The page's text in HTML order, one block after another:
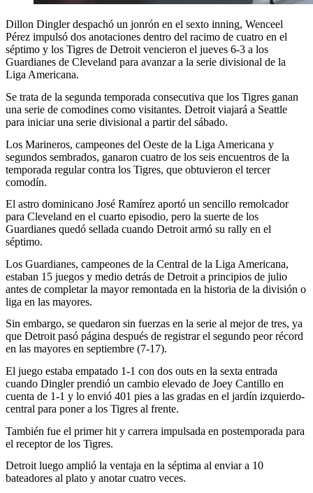
Dillon Dingler despachó un jonrón en el sexto inning, Wenceel
Pérez impulsó dos anotaciones dentro del racimo de cuatro en el
séptimo y los Tigres de Detroit vencieron el jueves 6-3 a los
Guardianes de Cleveland para avanzar a la serie divisional de la
Liga Americana.
Se trata de la segunda temporada consecutiva que los Tigres ganan
una serie de comodines como visitantes. Detroit viajará a Seattle
para iniciar una serie divisional a partir del sábado.
Los Marineros, campeones del Oeste de la Liga Americana y
segundos sembrados, ganaron cuatro de los seis encuentros de la
temporada regular contra los Tigres, que obtuvieron el tercer
comodín.
El astro dominicano José Ramírez aportó un sencillo remolcador
para Cleveland en el cuarto episodio, pero la suerte de los
Guardianes quedó sellada cuando Detroit armó su rally en el
séptimo.
Los Guardianes, campeones de la Central de la Liga Americana,
estaban 15 juegos y medio detrás de Detroit a principios de julio
antes de completar la mayor remontada en la historia de la división o
liga en las mayores.
Sin embargo, se quedaron sin fuerzas en la serie al mejor de tres, ya
que Detroit pasó página después de registrar el segundo peor récord
en las mayores en septiembre (7-17).
El juego estaba empatado 1-1 con dos outs en la sexta entrada
cuando Dingler prendió un cambio elevado de Joey Cantillo en
cuenta de 1-1 y lo envió 401 pies a las gradas en el jardín izquierdo-
central para poner a los Tigres al frente.
También fue el primer hit y carrera impulsada en postemporada para
el receptor de los Tigres.
Detroit luego amplió la ventaja en la séptima al enviar a 10
bateadores al plato y anotar cuatro veces.